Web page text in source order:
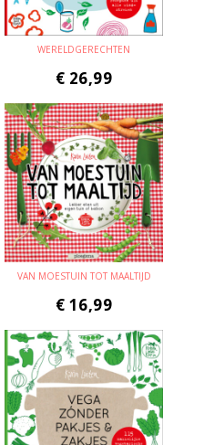
WERELDGERECHTEN
€ 26,99
VAN MOESTUIN TOT MAALTIJD
€ 16,99